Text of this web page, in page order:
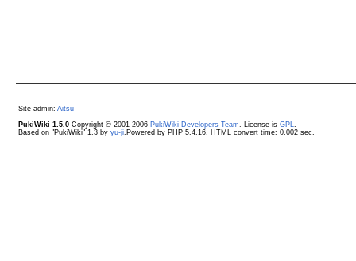
Site admin: Aitsu
PukiWiki 1.5.0Copyright © 2001-2006 PukiWiki Developers Team . License is GPL
Based on "PukiWiki" 1.3 by yu-ji.Powered by PHP 5.4.16. HTML convert time: 0.002 sec.